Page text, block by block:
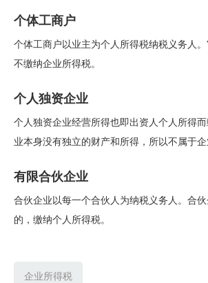
个体工商户
个体工商户以业主为个人所得税纳税义务人
不缴纳企业所得税。
个人独资企业
个人独资企业经营所得也即出资人个人所得
业本身没有独立的财产和所得，所以不属于企
有限合伙企业
合伙企业以每一个合伙人为纳税义务人。合
的，缴纳个人所得税。
企业所得税